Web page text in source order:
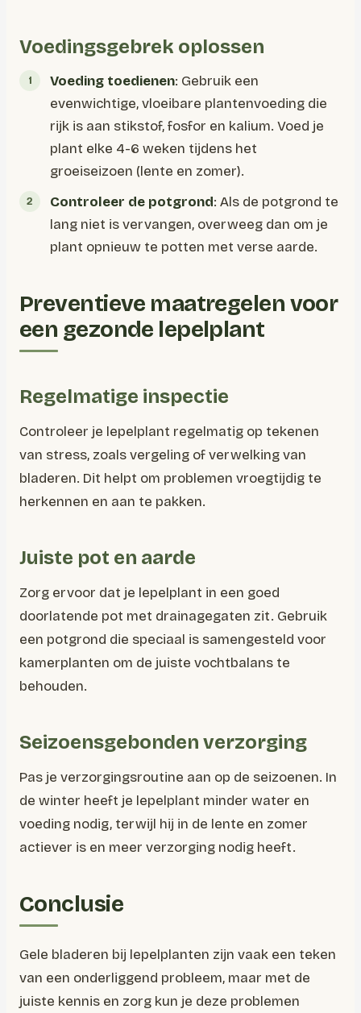
Voedingsgebrek oplossen
Voeding toedienen: Gebruik een
evenwichtige, vloeibare plantenvoeding die
rijk is aan stikstof, fosfor en kalium. Voed je
plant elke 4-6 weken tijdens het
groeiseizoen (lente en zomer).
Controleer de potgrond: Als de potgrond te
lang niet is vervangen, overweeg dan om je
plant opnieuw te potten met verse aarde.
Preventieve maatregelen voor
een gezonde lepelplant
Regelmatige inspectie
Controleer je lepelplant regelmatig op tekenen
van stress, zoals vergeling of verwelking van
bladeren. Dit helpt om problemen vroegtijdig te
herkennen en aan te pakken.
Juiste pot en aarde
Zorg ervoor dat je lepelplant in een goed
doorlatende pot met drainagegaten zit. Gebruik
een potgrond die speciaal is samengesteld voor
kamerplanten om de juiste vochtbalans te
behouden.
Seizoensgebonden verzorging
Pas je verzorgingsroutine aan op de seizoenen. In
de winter heeft je lepelplant minder water en
voeding nodig, terwijl hij in de lente en zomer
actiever is en meer verzorging nodig heeft.
Conclusie
Gele bladeren bij lepelplanten zijn vaak een teken
van een onderliggend probleem, maar met de
juiste kennis en zorg kun je deze problemen